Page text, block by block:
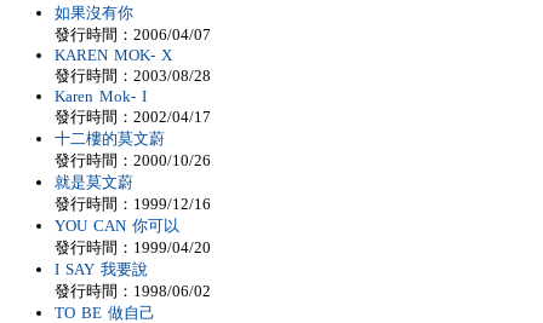
如果沒有你
發行時間：2006/04/07
KAREN MOK- X
發行時間：2003/08/28
Karen Mok- I
發行時間：2002/04/17
十二樓的莫文蔚
發行時間：2000/10/26
就是莫文蔚
發行時間：1999/12/16
YOU CAN 你可以
發行時間：1999/04/20
I SAY 我要說
發行時間：1998/06/02
TO BE 做自己